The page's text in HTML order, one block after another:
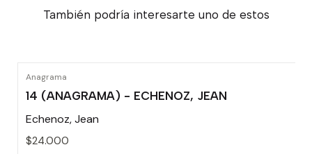
También podría interesarte uno de estos
Anagrama
14 (ANAGRAMA) - ECHENOZ, JEAN
Echenoz, Jean
$24.000